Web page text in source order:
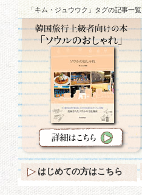
「キム・ジュウウク」タグの記事一覧
はじめての方はこちら